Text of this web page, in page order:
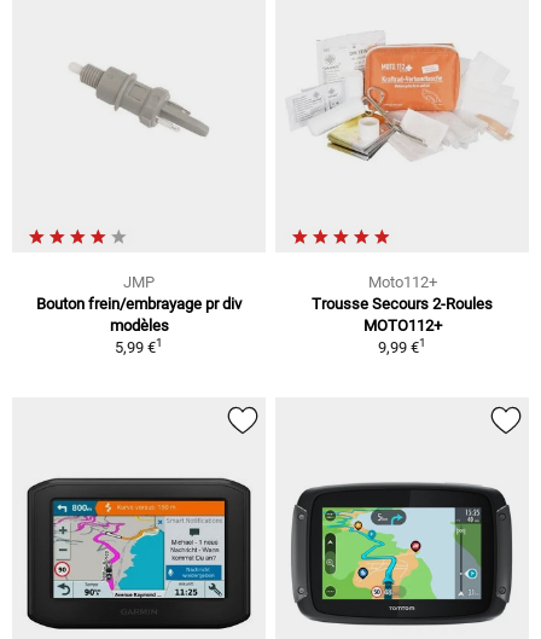
JMP
Bouton frein/embrayage pr div
modèles
5,99 €1
Moto112+
Trousse Secours 2-Roules
MOTO112+
9,99 €1